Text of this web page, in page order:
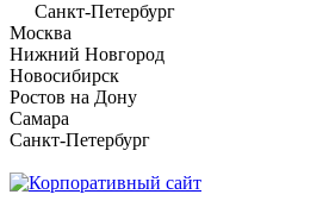
Санкт-Петербург
Москва
Нижний Новгород
Новосибирск
Ростов на Дону
Самара
Санкт-Петербург